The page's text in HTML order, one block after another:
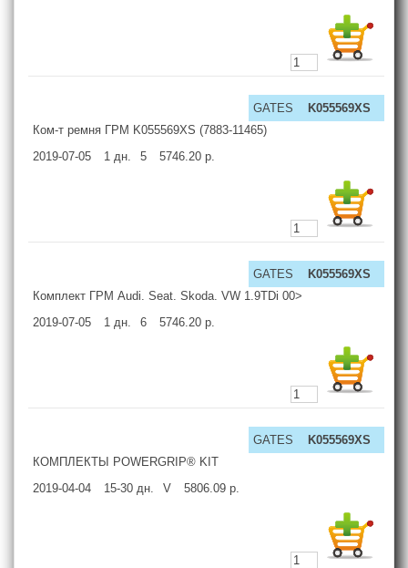
GATES
K055569XS
Ком-т ремня ГРМ K055569XS (7883-11465)
2019-07-05
1 дн. 5 5746.20 р.
GATES
K055569XS
Комплект ГРМ Audi. Seat. Skoda. VW 1.9TDi 00>
2019-07-05
1 дн. 6 5746.20 р.
GATES
K055569XS
КОМПЛЕКТЫ POWERGRIP® KIT
2019-04-04
15-30 дн. V 5806.09 р.